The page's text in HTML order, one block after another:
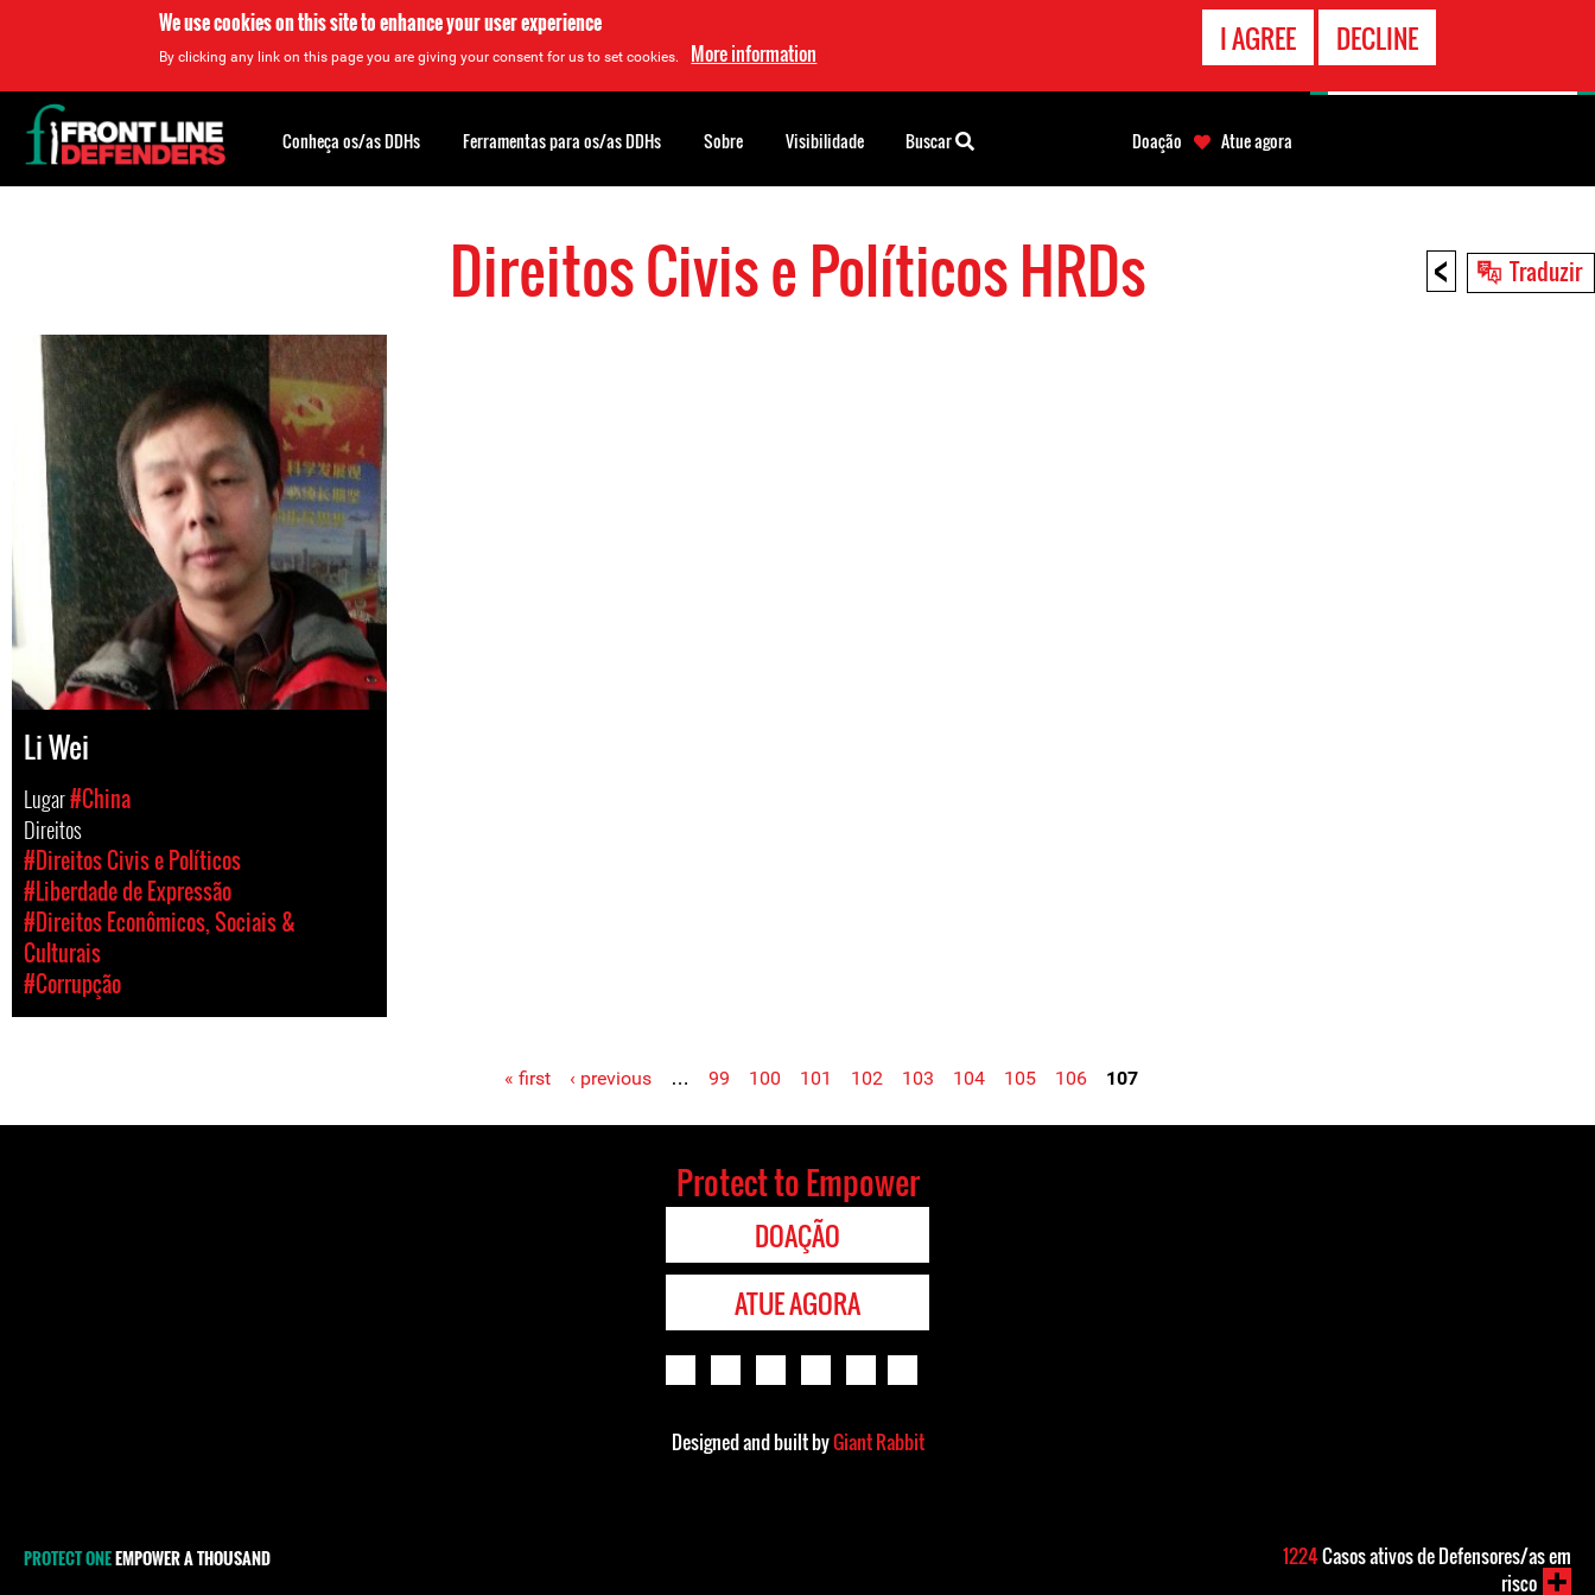
We use cookies on this site to enhance your user experience
By clicking any link on this page you are giving your consent for us to set cookies. More information I AGREE DECLINE
< Traduzir
Direitos Civis e Políticos HRDs
Li Wei
Lugar#China
Direitos
#Direitos Civis e Políticos
#Liberdade de Expressão
#Direitos Econômicos, Sociais &
Culturais
#Corrupção
Pages « first ‹ previous … 99 100 101 102 103 104 105 106 107
Back
to
top
Conheça os/as DDHs Ferramentas para os/as DDHs Sobre Visibilidade Buscar Doação Atue agora
Protect to Empower
DOAÇÃO
ATUE AGORA
Designed and built byGiant Rabbit
PROTECT ONEEMPOWER A THOUSAND
CONTATO
EMERGÊNCIA
1224Casos ativos de Defensores/as em
risco